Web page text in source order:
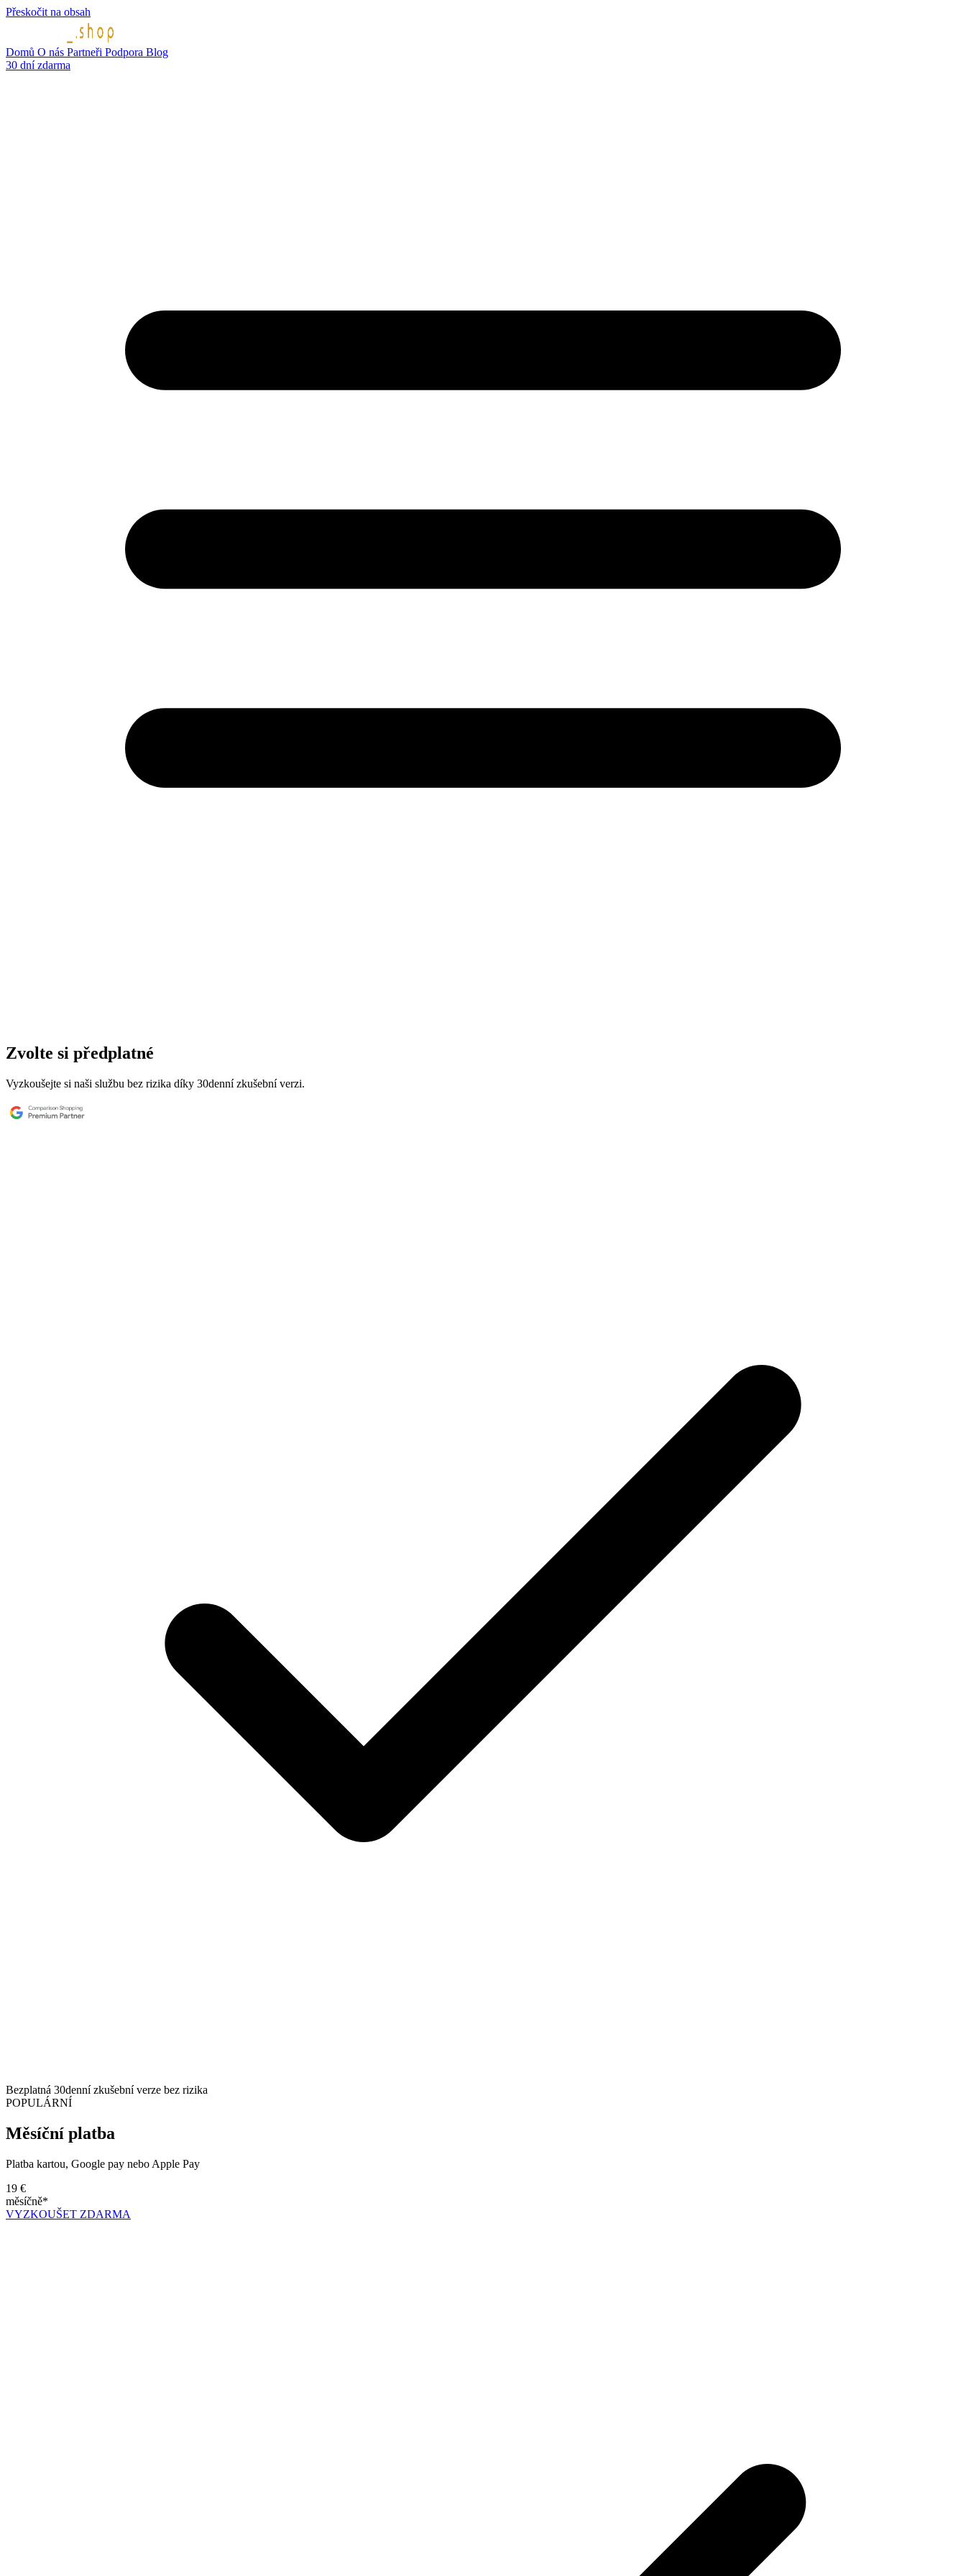
Přeskočit na obsah
Domů O nás Partneři Podpora Blog
30 dní zdarma
Zvolte si předplatné
Vyzkoušejte si naši službu bez rizika díky 30denní zkušební verzi.
Bezplatná 30denní zkušební verze bez rizika
POPULÁRNÍ
Měsíční platba
Platba kartou, Google pay nebo Apple Pay
19 €
měsíčně*
VYZKOUŠET ZDARMA